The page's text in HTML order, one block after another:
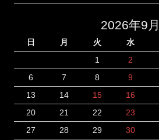
2026年9月
日 月 火 水
1
2
6
7 8 9
13
14 15 16
20
21 22 23
27
28 29 30